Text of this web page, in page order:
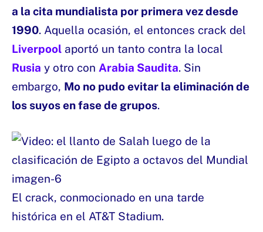
a la cita mundialista por primera vez desde
1990. Aquella ocasión, el entonces crack del
Liverpool aportó un tanto contra la local
Rusia y otro con Arabia Saudita. Sin
embargo, Mo no pudo evitar la eliminación de
los suyos en fase de grupos.
El crack, conmocionado en una tarde
histórica en el AT&T Stadium.